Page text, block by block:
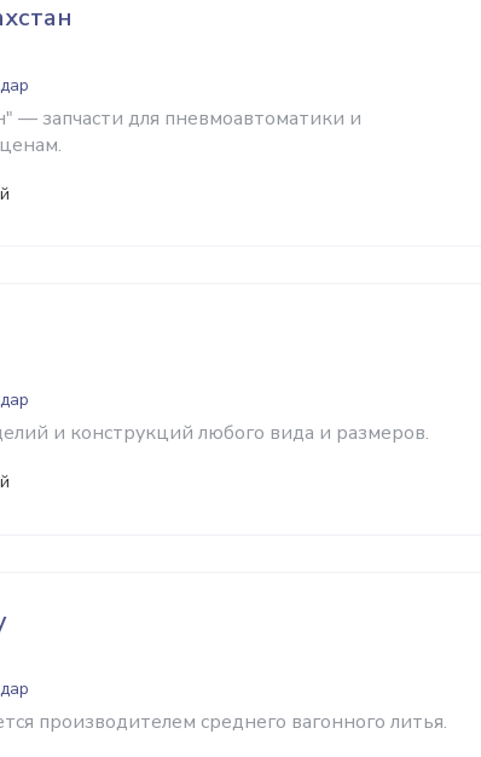
— запчасти для пневмоавтоматики и
и конструкций любого вида и размеров.
производителем среднего вагонного литья.